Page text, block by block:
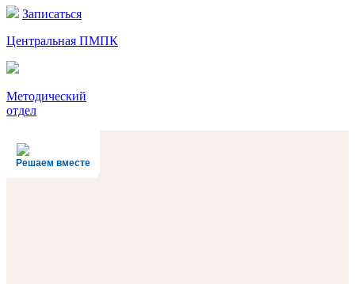
Записаться
Центральная ПМПК
Методический
отдел
Решаем вместе